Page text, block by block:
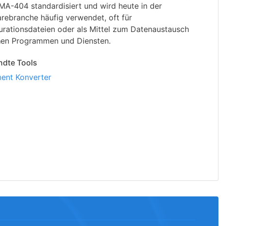
404 standardisiert und wird heute in der
häufig verwendet, oft für
oder als Mittel zum Datenaustausch
Programmen und Diensten.
Tools
Konverter